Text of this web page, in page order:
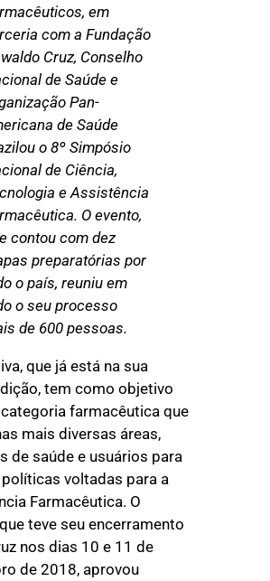
em
com a Fundação
Cruz, Conselho
de Saúde e
Pan-
de Saúde
o 8º Simpósio
de Ciência,
e Assistência
O evento,
contou com dez
preparatórias por
o país, reuniu em
o seu processo
de 600 pessoas.
que já está na sua
tem como objetivo
farmacêutica que
mais diversas áreas,
de saúde e usuários para
voltadas para a
Farmacêutica. O
teve seu encerramento
nos dias 10 e 11 de
de 2018, aprovou